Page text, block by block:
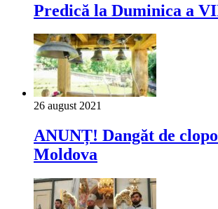
Predică la Duminica a
26 august 2021
ANUNȚ! Dangăt de
Moldova